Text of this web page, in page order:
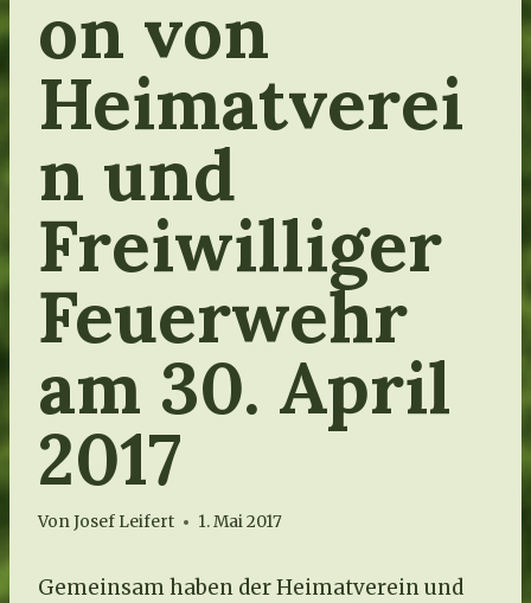
on von
Heimatverei
n und
Freiwilliger
Feuerwehr
am 30. April
2017
VonJosef Leifert 1. Mai 2017
Gemeinsam haben der Heimatverein und